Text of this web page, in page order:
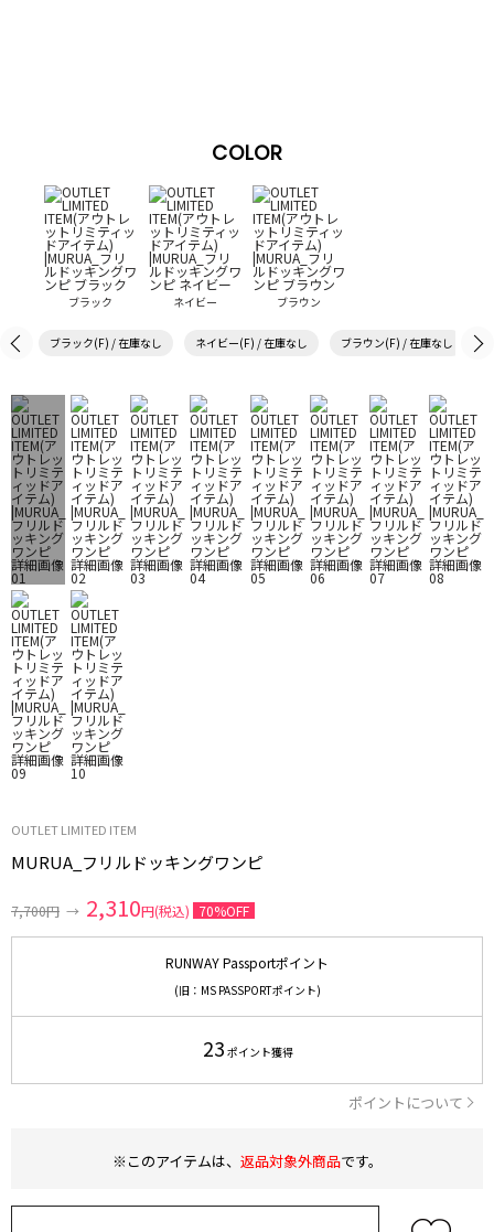
COLOR
ブラック ネイビー ブラウン
ブラック(F) / 在庫なし ネイビー(F) / 在庫なし ブラウン(F) / 在庫なし
OUTLET LIMITED ITEM
MURUA_フリルドッキングワンピ
7,700円 → 2,310円(税込) 70%OFF
RUNWAY Passportポイント
(旧：MS PASSPORTポイント)
23 ポイント獲得
ポイントについて
※このアイテムは、 返品対象外商品です。